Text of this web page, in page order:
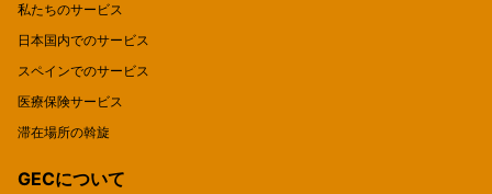
私たちのサービス
日本国内でのサービス
スペインでのサービス
医療保険サービス
滞在場所の斡旋
GECについて